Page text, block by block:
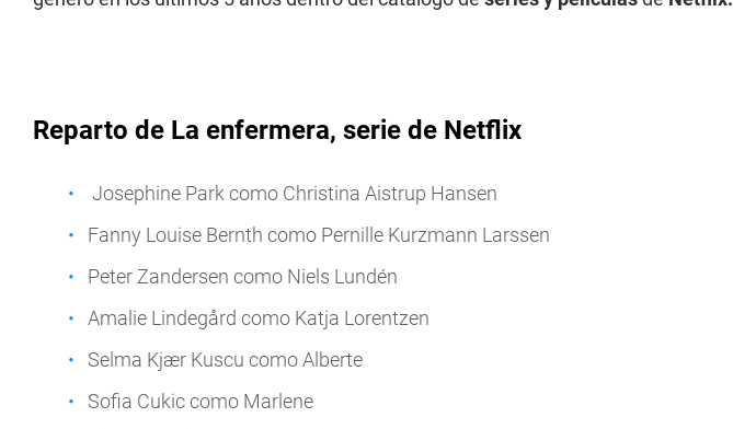
Reparto de La enfermera, serie de Netflix
Josephine Park como Christina Aistrup Hansen
Fanny Louise Bernth como Pernille Kurzmann Larssen
Peter Zandersen como Niels Lundén
Amalie Lindegård como Katja Lorentzen
Selma Kjær Kuscu como Alberte
Sofia Cukic como Marlene